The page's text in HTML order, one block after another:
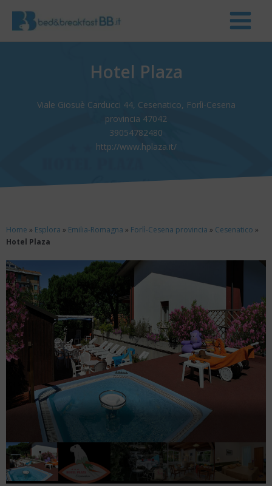
Hotel Plaza
Viale Giosuè Carducci 44, Cesenatico, Forlì-Cesena
provincia 47042
39054782480
http://www.hplaza.it/
Home » Esplora » Emilia-Romagna » Forlì-Cesena provincia » Cesenatico »
Hotel Plaza